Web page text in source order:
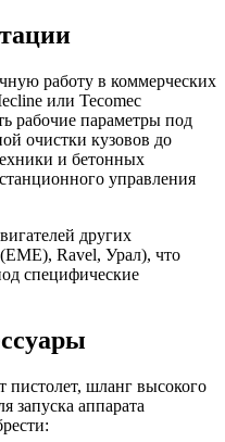
работу в коммерческих
или Tecomec
рабочие параметры под
очистки кузовов до
и бетонных
управления
других
Ravel, Урал), что
специфические
пистолет, шланг высокого
запуска аппарата